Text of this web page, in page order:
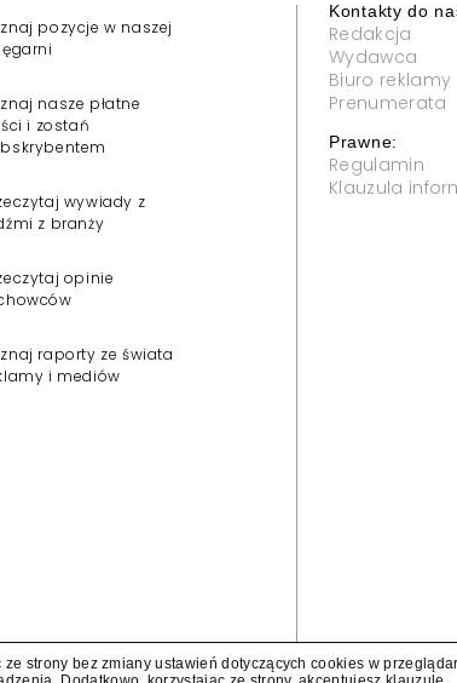
pozycje w naszej
nasze płatne
i zostań
wywiady z
z branży
opinie
raporty ze świata
i mediów
Kontakty do
Redakcja
Wydawca
Biuro reklamy
Prenumerata
Prawne:
Regulamin
Klauzula
strony bez zmiany ustawień dotyczących cookies w